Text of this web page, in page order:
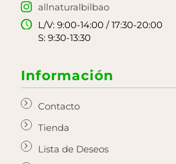
allnaturalbilbao
L/V: 9:00-14:00 / 17:30-20:00
S: 9:30-13:30
Información
Contacto
Tienda
Lista de Deseos